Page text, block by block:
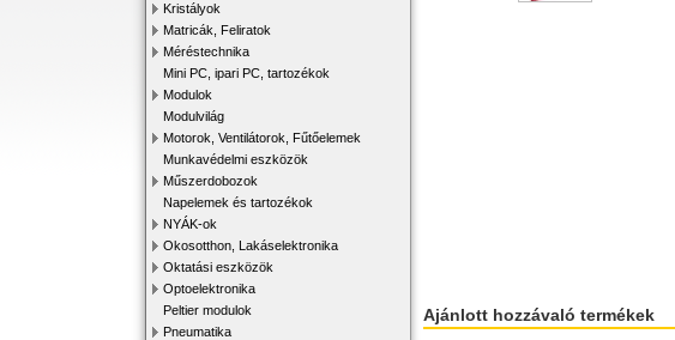
Kristályok
Matricák, Feliratok
Méréstechnika
Mini PC, ipari PC, tartozékok
Modulok
Modulvilág
Motorok, Ventilátorok, Fűtőelemek
Munkavédelmi eszközök
Műszerdobozok
Napelemek és tartozékok
NYÁK-ok
Okosotthon, Lakáselektronika
Oktatási eszközök
Optoelektronika
Peltier modulok
Pneumatika
Ajánlott hozzávaló termékek